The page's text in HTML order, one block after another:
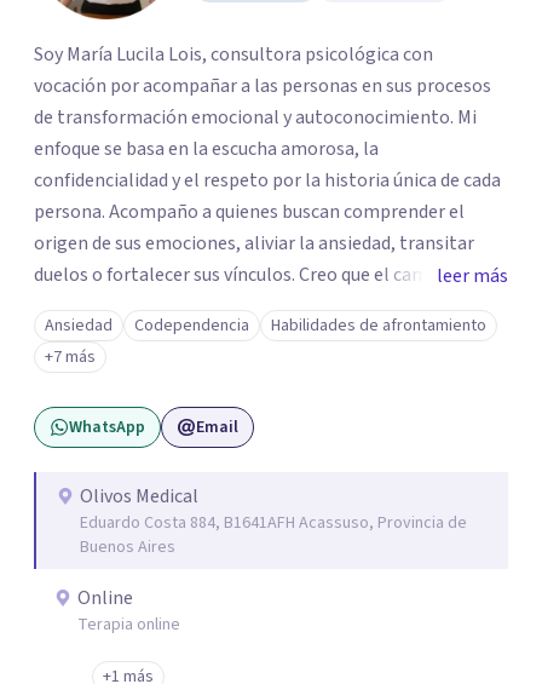
Soy María Lucila Lois, consultora psicológica con
vocación por acompañar a las personas en sus procesos
de transformación emocional y autoconocimiento. Mi
enfoque se basa en la escucha amorosa, la
confidencialidad y el respeto por la historia única de cada
persona. Acompaño a quienes buscan comprender el
origen de sus emociones, aliviar la ansiedad, transitar
duelos o fortalecer sus vínculos. Creo que el camino hacia
una vida más auténtica comienza cuando nos animamos
a mirar hacia adentro y a reconocer las raíces de lo que
sentimos.
leer más
Ansiedad Codependencia
Habilidades de afrontamiento
+7 más
WhatsApp Email
Olivos Medical
Eduardo Costa 884, B1641AFH Acassuso, Provincia de
Buenos Aires
Online
Terapia online
+1 más